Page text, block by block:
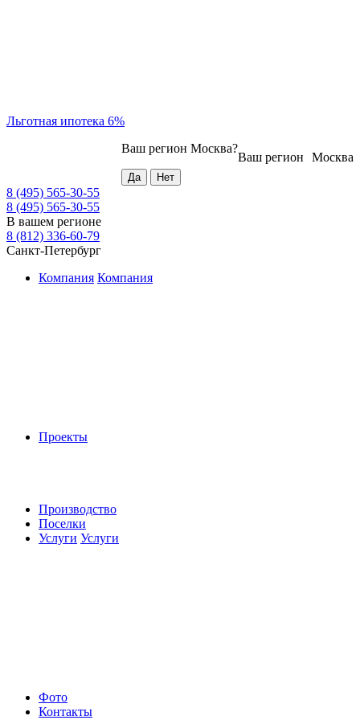
Льготная ипотека 6%
Москва
Ваш регион
Ваш регион Москва?
8 (495) 565-30-55
8 (495) 565-30-55
В вашем регионе
8 (812) 336-60-79
Санкт-Петербург
Компания Компания
Проекты
Производство
Поселки
Услуги Услуги
Фото
Контакты